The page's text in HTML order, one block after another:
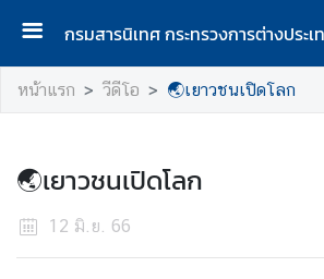
กรมสารนิเทศ กระทรวงการต่างประเ
ห
น้
ร
หน้าแรก วีดีโอ 🌏เยาวชนเปิดโลก
🌏เยาวชนเปิดโลก
12 มิ.ย. 66